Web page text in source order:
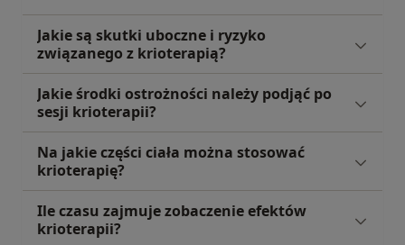
Jakie są skutki uboczne i ryzyko
związanego z krioterapią?
Jakie środki ostrożności należy podjąć po
sesji krioterapii?
Na jakie części ciała można stosować
krioterapię?
Ile czasu zajmuje zobaczenie efektów
krioterapii?